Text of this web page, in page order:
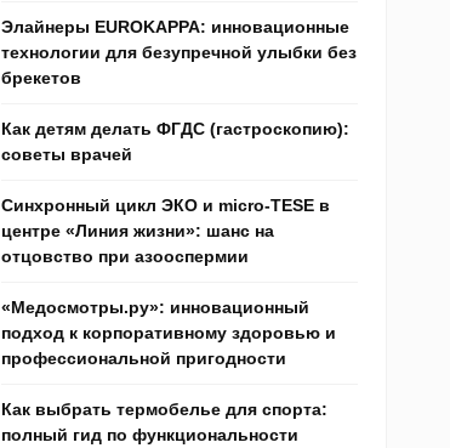
Элайнеры EUROKAPPA: инновационные
технологии для безупречной улыбки без
брекетов
Как детям делать ФГДС (гастроскопию):
советы врачей
Синхронный цикл ЭКО и micro-TESE в
центре «Линия жизни»: шанс на
отцовство при азооспермии
«Медосмотры.ру»: инновационный
подход к корпоративному здоровью и
профессиональной пригодности
Как выбрать термобелье для спорта:
полный гид по функциональности